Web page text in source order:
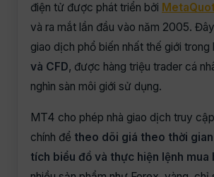
điện tử được phát triển bởi
và ra mắt lần đầu vào năm 2005.
giao dịch phổ biến nhất thế giới trong
và CFD, được hàng triệu trader cá
nghìn sàn môi giới sử dụng.
MT4 cho phép nhà giao dịch truy
chính để theo dõi giá theo thời
tích biểu đồ và thực hiện lệnh mua